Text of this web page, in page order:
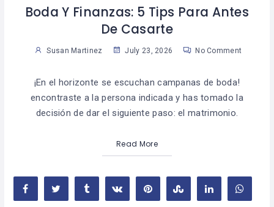
Boda Y Finanzas: 5 Tips Para Antes
De Casarte
Susan Martinez July 23, 2026 No Comment
¡En el horizonte se escuchan campanas de boda!
encontraste a la persona indicada y has tomado la
decisión de dar el siguiente paso: el matrimonio.
Read More